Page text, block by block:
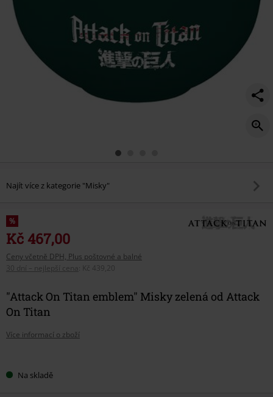
Najít více z kategorie "Misky"
%
Kč 467,00
Ceny včetně DPH, Plus poštovné a balné
30 dní – nejlepší cena
Kč 439,20
"Attack On Titan emblem" Misky zelená od Attack
On Titan
Více informací o zboží
si Na skladě